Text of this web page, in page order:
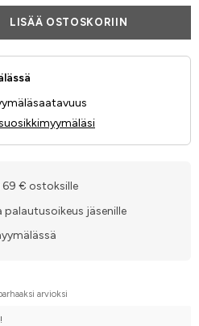
LISÄÄ OSTOSKORIIN
€ ostoksille
jäsenille
arvioksi